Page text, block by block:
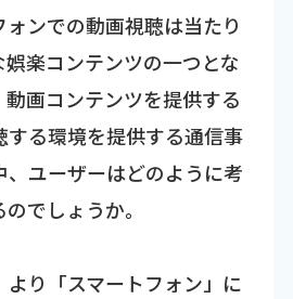
ンでの動画視聴は当たり
楽コンテンツの一つとな
動画コンテンツを提供する
する環境を提供する通信事
、ユーザーはどのように考
でしょうか。
り「スマートフォン」に